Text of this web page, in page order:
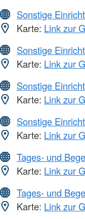
Sonstige
Karte: Link zur
Sonstige
Karte: Link zur
Sonstige
Karte: Link zur
Sonstige
Karte: Link zur
Tages- und
Karte: Link zur
Tages- und
Karte: Link zur